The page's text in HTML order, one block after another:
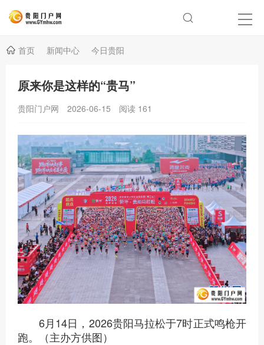
首页 新闻中心 今日贵阳
原来你是这样的“贵马”
贵阳门户网 2026-06-15 阅读 161
6月14日，2026贵阳马拉松于7时正式鸣枪开
跑。（主办方供图）